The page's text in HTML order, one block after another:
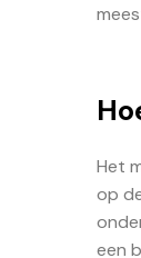
Het
op
een